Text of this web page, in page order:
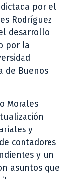
por el
Rodríguez
desarrollo
por la
de Buenos
Morales
y
contadores
y un
asuntos que